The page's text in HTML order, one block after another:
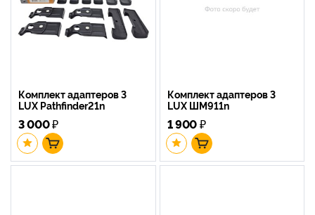
Комплект адаптеров 3
LUX Pathfinder21n
3 000₽
Комплект адаптеров 3
LUX ШМ911n
1 900₽